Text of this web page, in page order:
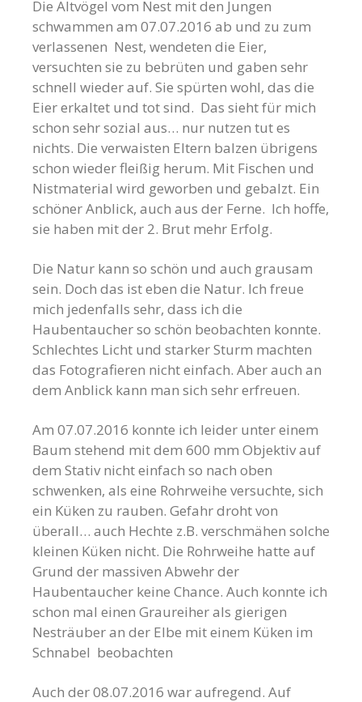
Die Altvögel vom Nest mit den Jungen
schwammen am 07.07.2016 ab und zu zum
verlassenen Nest, wendeten die Eier,
versuchten sie zu bebrüten und gaben sehr
schnell wieder auf. Sie spürten wohl, das die
Eier erkaltet und tot sind. Das sieht für mich
schon sehr sozial aus… nur nutzen tut es
nichts. Die verwaisten Eltern balzen übrigens
schon wieder fleißig herum. Mit Fischen und
Nistmaterial wird geworben und gebalzt. Ein
schöner Anblick, auch aus der Ferne. Ich hoffe,
sie haben mit der 2. Brut mehr Erfolg.
Die Natur kann so schön und auch grausam
sein. Doch das ist eben die Natur. Ich freue
mich jedenfalls sehr, dass ich die
Haubentaucher so schön beobachten konnte.
Schlechtes Licht und starker Sturm machten
das Fotografieren nicht einfach. Aber auch an
dem Anblick kann man sich sehr erfreuen.
Am 07.07.2016 konnte ich leider unter einem
Baum stehend mit dem 600 mm Objektiv auf
dem Stativ nicht einfach so nach oben
schwenken, als eine Rohrweihe versuchte, sich
ein Küken zu rauben. Gefahr droht von
überall… auch Hechte z.B. verschmähen solche
kleinen Küken nicht. Die Rohrweihe hatte auf
Grund der massiven Abwehr der
Haubentaucher keine Chance. Auch konnte ich
schon mal einen Graureiher als gierigen
Nesträuber an der Elbe mit einem Küken im
Schnabel beobachten
Auch der 08.07.2016 war aufregend. Auf